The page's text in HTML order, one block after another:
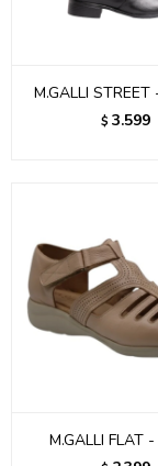
M.GALLI STREET
$ 3.599
M.GALLI FLAT